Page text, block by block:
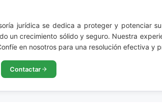
jurídica se dedica a proteger y potenciar
un crecimiento sólido y seguro. Nuestra
en nosotros para una resolución efectiva y
Contactar